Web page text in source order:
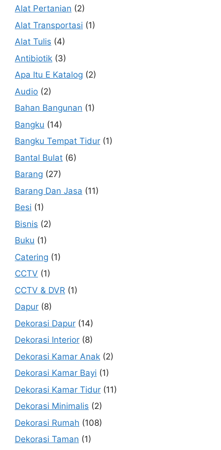
Alat Pertanian (2)
Alat Transportasi (1)
Alat Tulis (4)
Antibiotik (3)
Apa Itu E Katalog (2)
Audio (2)
Bahan Bangunan (1)
Bangku (14)
Bangku Tempat Tidur (1)
Bantal Bulat (6)
Barang (27)
Barang Dan Jasa (11)
Besi (1)
Bisnis (2)
Buku (1)
Catering (1)
CCTV (1)
CCTV & DVR (1)
Dapur (8)
Dekorasi Dapur (14)
Dekorasi Interior (8)
Dekorasi Kamar Anak (2)
Dekorasi Kamar Bayi (1)
Dekorasi Kamar Tidur (11)
Dekorasi Minimalis (2)
Dekorasi Rumah (108)
Dekorasi Taman (1)